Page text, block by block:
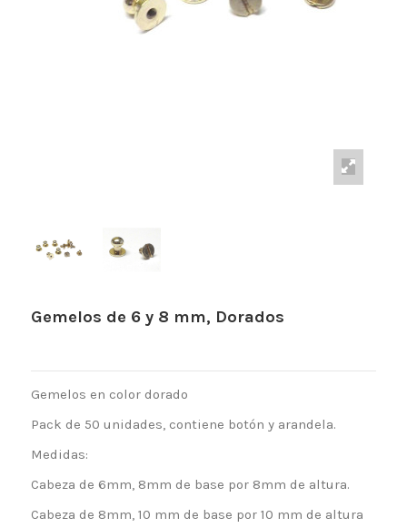
Gemelos de 6 y 8 mm, Dorados
Gemelos en color dorado
Pack de 50 unidades, contiene botón y arandela.
Medidas:
Cabeza de 6mm, 8mm de base por 8mm de altura.
Cabeza de 8mm, 10 mm de base por 10 mm de altura